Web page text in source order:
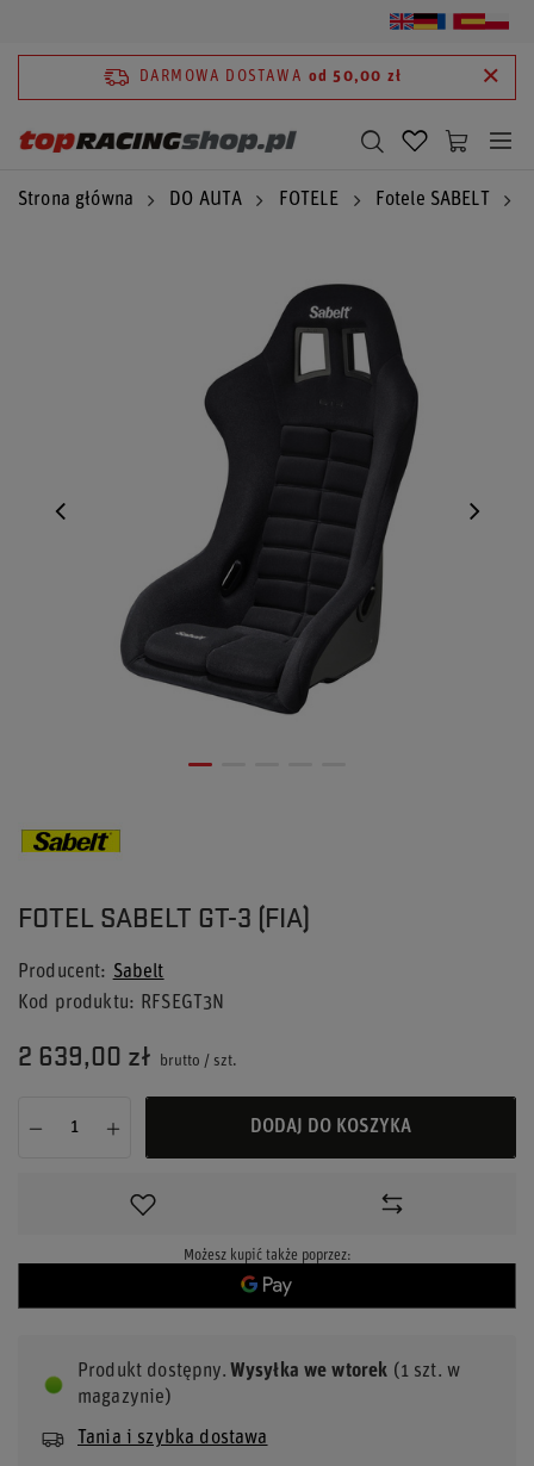
DARMOWA DOSTAWA od 50,00 zł
Strona główna DO AUTA FOTELE Fotele SABELT
FOTEL SABELT GT-3 (FIA)
Producent
Sabelt
Kod produktu
RFSEGT3N
2 639,00 zł brutto / szt.
DODAJ DO KOSZYKA
Możesz kupić także poprzez:
Produkt dostępny Wysyłkawe wtorek (1 szt. w
magazynie)
Tania i szybka dostawa